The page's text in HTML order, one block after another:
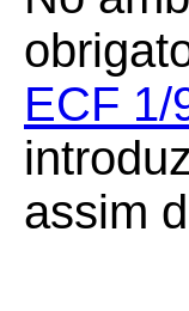
ECF 1/
assim